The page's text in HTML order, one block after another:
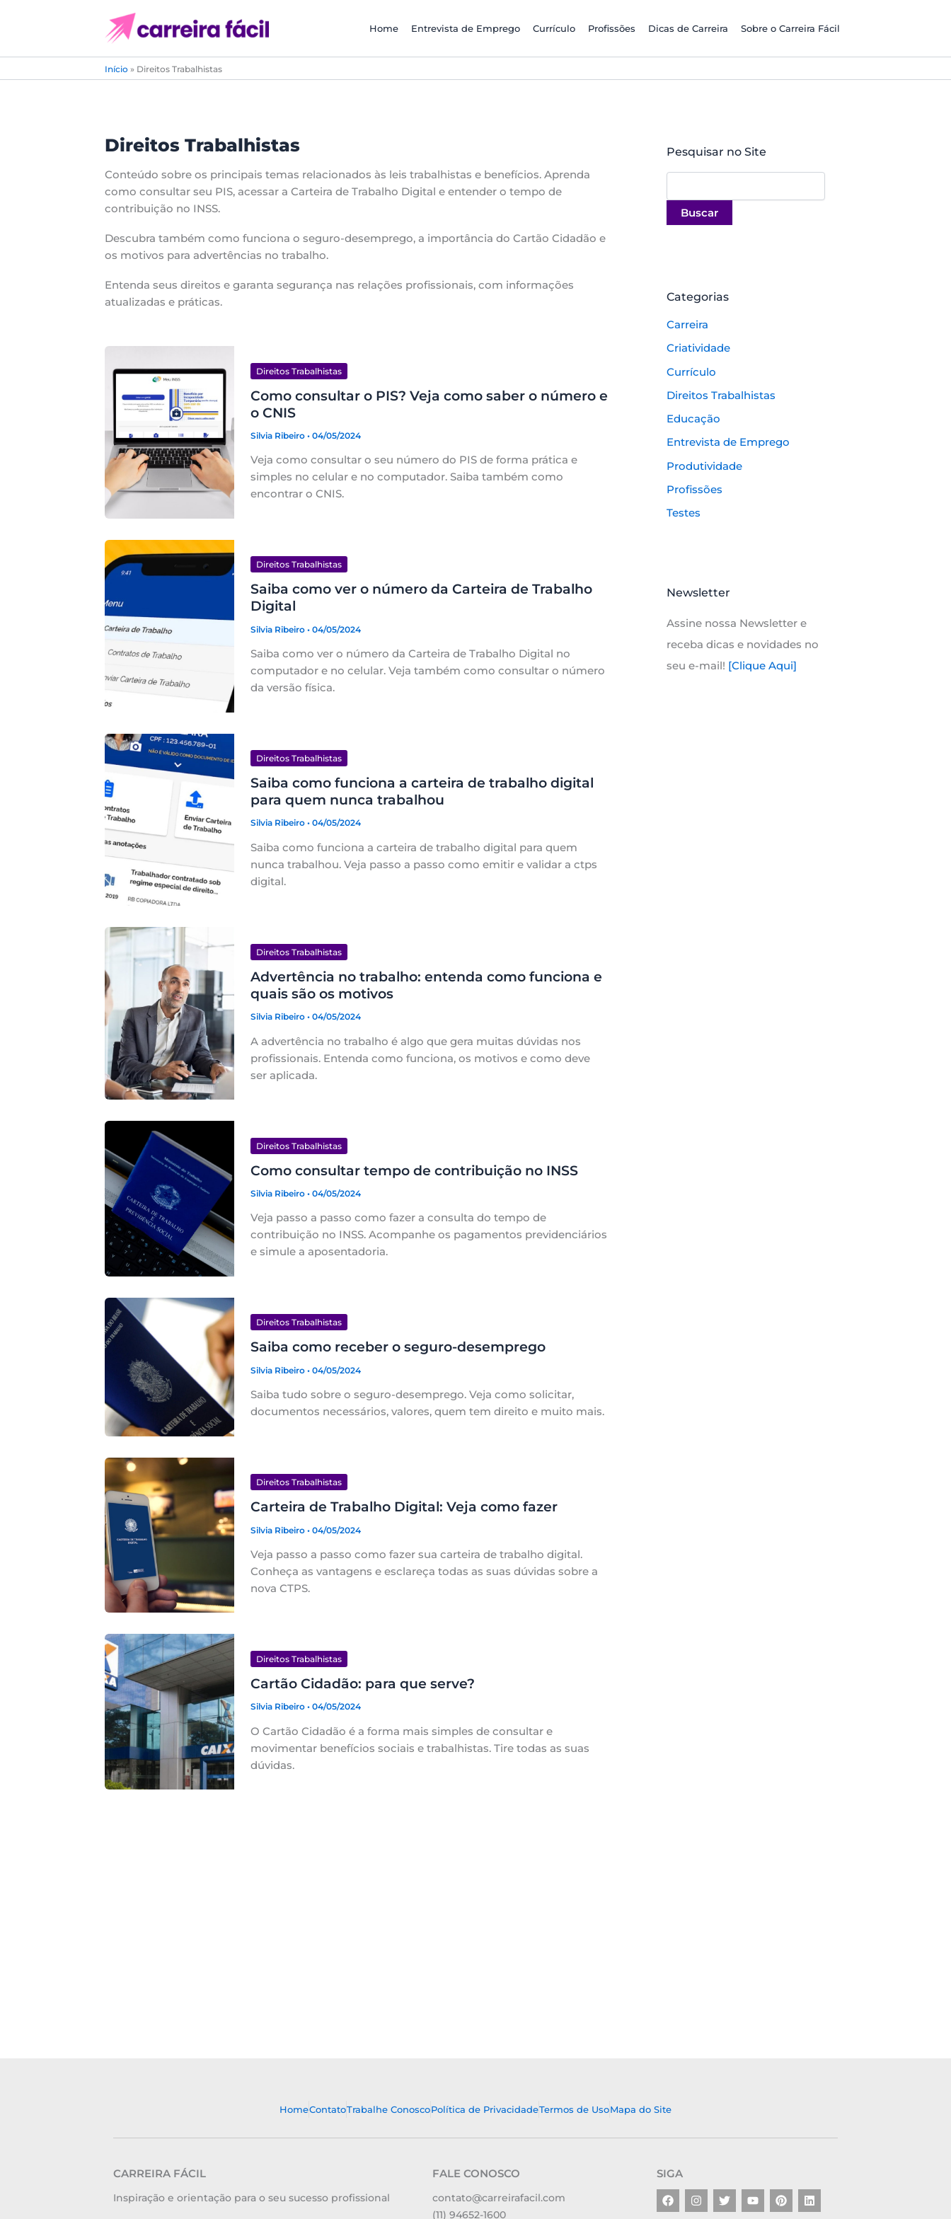
conteúdo
Home Entrevista de Emprego Currículo Profissões Dicas de Carreira Sobre o Carreira Fácil
Início » Direitos Trabalhistas
Direitos Trabalhistas
Conteúdo sobre os principais temas relacionados às leis trabalhistas e benefícios. Aprenda
como consultar seu PIS, acessar a Carteira de Trabalho Digital e entender o tempo de
contribuição no INSS.
Descubra também como funciona o seguro-desemprego, a importância do Cartão Cidadão e
os motivos para advertências no trabalho.
Entenda seus direitos e garanta segurança nas relações profissionais, com informações
atualizadas e práticas.
Direitos Trabalhistas
Como consultar o PIS? Veja como saber o número e
o CNIS
Silvia Ribeiro • 04/05/2024
Veja como consultar o seu número do PIS de forma prática e
simples no celular e no computador. Saiba também como
encontrar o CNIS.
Direitos Trabalhistas
Saiba como ver o número da Carteira de Trabalho
Digital
Silvia Ribeiro • 04/05/2024
Saiba como ver o número da Carteira de Trabalho Digital no
computador e no celular. Veja também como consultar o número
da versão física.
Direitos Trabalhistas
Saiba como funciona a carteira de trabalho digital
para quem nunca trabalhou
Silvia Ribeiro • 04/05/2024
Saiba como funciona a carteira de trabalho digital para quem
nunca trabalhou. Veja passo a passo como emitir e validar a ctps
digital.
Direitos Trabalhistas
Advertência no trabalho: entenda como funciona e
quais são os motivos
Silvia Ribeiro • 04/05/2024
A advertência no trabalho é algo que gera muitas dúvidas nos
profissionais. Entenda como funciona, os motivos e como deve
ser aplicada.
Direitos Trabalhistas
Como consultar tempo de contribuição no INSS
Silvia Ribeiro • 04/05/2024
Veja passo a passo como fazer a consulta do tempo de
contribuição no INSS. Acompanhe os pagamentos previdenciários
e simule a aposentadoria.
Direitos Trabalhistas
Saiba como receber o seguro-desemprego
Silvia Ribeiro • 04/05/2024
Saiba tudo sobre o seguro-desemprego. Veja como solicitar,
documentos necessários, valores, quem tem direito e muito mais.
Direitos Trabalhistas
Carteira de Trabalho Digital: Veja como fazer
Silvia Ribeiro • 04/05/2024
Veja passo a passo como fazer sua carteira de trabalho digital.
Conheça as vantagens e esclareça todas as suas dúvidas sobre a
nova CTPS.
Direitos Trabalhistas
Cartão Cidadão: para que serve?
Silvia Ribeiro • 04/05/2024
O Cartão Cidadão é a forma mais simples de consultar e
movimentar benefícios sociais e trabalhistas. Tire todas as suas
dúvidas.
Pesquisar no Site
s
i
Categorias
Carreira
Criatividade
Currículo
Direitos Trabalhistas
Educação
Entrevista de Emprego
Produtividade
Profissões
Testes
Newsletter
Assine nossa Newsletter e
receba dicas e novidades no
seu e-mail! [Clique Aqui]
HomeContatoTrabalhe ConoscoPolítica de PrivacidadeTermos de UsoMapa do Site
CARREIRA FÁCIL
Inspiração e orientação para o seu sucesso profissional
FALE CONOSCO
contato@carreirafacil.com
(11) 94652-1600
SIGA
FacebookInstagram
TwitterYoutubePinterestLinkedin